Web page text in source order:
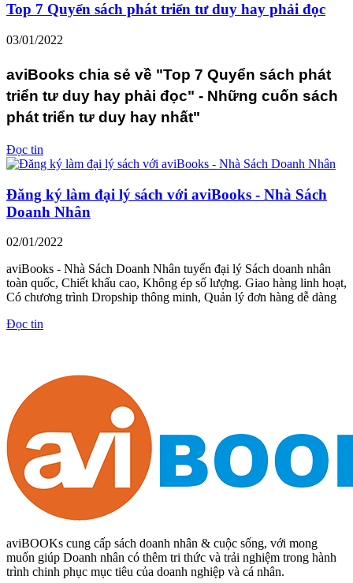
Top 7 Quyển sách phát triển tư duy hay phải đọc
03/01/2022
aviBooks chia sẻ về "Top 7 Quyển sách phát
triển tư duy hay phải đọc" - Những cuốn sách
phát triển tư duy hay nhất"
Đọc tin
Đăng ký làm đại lý sách với aviBooks - Nhà Sách
Doanh Nhân
02/01/2022
aviBooks - Nhà Sách Doanh Nhân tuyển đại lý Sách doanh nhân
toàn quốc, Chiết khấu cao, Không ép số lượng. Giao hàng linh hoạt,
Có chương trình Dropship thông minh, Quản lý đơn hàng dễ dàng
Đọc tin
aviBOOKs cung cấp sách doanh nhân & cuộc sống, với mong
muốn giúp Doanh nhân có thêm tri thức và trải nghiệm trong hành
trình chinh phục mục tiêu của doanh nghiệp và cá nhân.